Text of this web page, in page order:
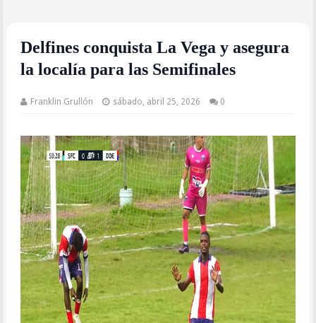
Delfines conquista La Vega y asegura
la localía para las Semifinales
Franklin Grullón sábado, abril 25, 2026 0